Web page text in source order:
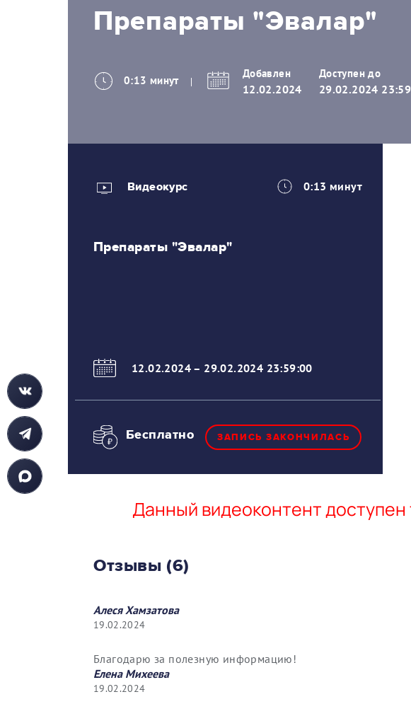
Препараты "Эвалар"
0:13 минут
Добавлен
12.02.2024
Доступен до
29.02.2024
Видеокурс 0:13 минут
Препараты "Эвалар"
12.02.2024 – 29.02.2024 23:59:00
Бесплатно ЗАПИСЬ ЗАКОНЧИЛАСЬ
Данный видеоконтент
Отзывы (6)
Алеся Хамзатова
19.02.2024
Благодарю за полезную информацию!
Елена Михеева
19.02.2024